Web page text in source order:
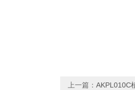
上一篇： AKPL010C